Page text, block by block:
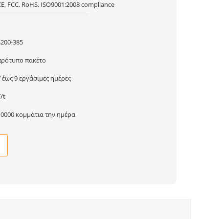
FCC, RoHS, ISO9001:2008 compliance
385
πακέτο
έως 9 εργάσιμες ημέρες
t
κομμάτια την ημέρα